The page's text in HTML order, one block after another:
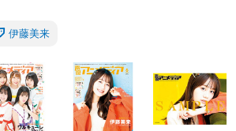
伊藤美来